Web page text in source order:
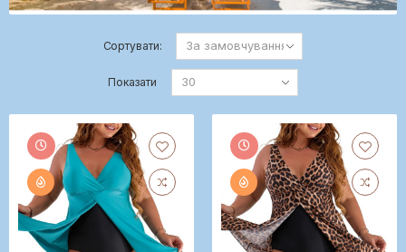
Сортувати:
Показати